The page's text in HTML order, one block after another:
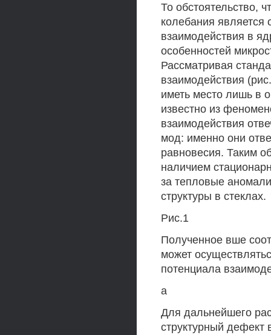
То обстоятельство,
колебания
взаимодействия в
особенностей
Рассматривая
взаимодействия
иметь место лишь в
известно из
взаимодействия
мод: именно они
равновесия. Таким
наличием
за тепловые
структуры в стеклах.
Рис.1
Полученное вше
может
потенциала
а
Для дальнейшего
структурный